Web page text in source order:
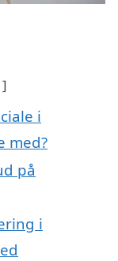
i
med?
på
i